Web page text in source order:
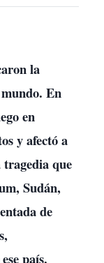
la
En
en
y afectó a
tragedia que
Sudán,
de
país.